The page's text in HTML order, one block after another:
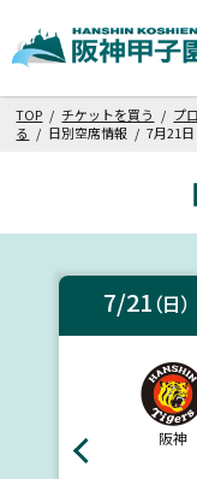
TOP /チケットを買う / プ
る / 日別空席情報 / 7月21日
7/21 （日）
阪神